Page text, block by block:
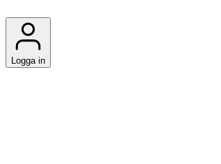
Logga in